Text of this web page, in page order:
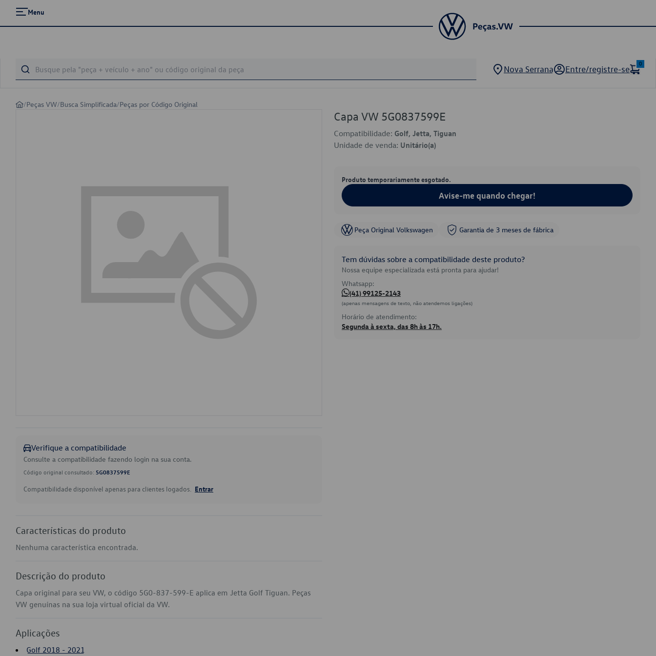
Menu
Nova Serrana Entre/registre-se
0
/Peças VW/Busca Simplificada/Peças por Código Original
Verifique a compatibilidade
Consulte a compatibilidade fazendo login na sua conta.
Código original consultado: 5G0837599E
Compatibilidade disponível apenas para clientes logados. Entrar
Características do produto
Nenhuma característica encontrada.
Descrição do produto
Capa original para seu VW, o código 5G0-837-599-E aplica em Jetta Golf Tiguan. Peças
VW genuínas na sua loja virtual oficial da VW.
Aplicações
Golf 2018 - 2021
Capa VW 5G0837599E
Compatibilidade: Golf, Jetta, Tiguan
Unidade de venda: Unitário(a)
Produto temporariamente esgotado.
Avise-me quando chegar!
Peça Original Volkswagen Garantia de 3 meses de fábrica
Tem dúvidas sobre a compatibilidade deste produto?
Nossa equipe especializada está pronta para ajudar!
Whatsapp:
(41) 99125-2143
(apenas mensagens de texto, não atendemos ligações)
Horário de atendimento:
Segunda à sexta, das 8h às 17h.